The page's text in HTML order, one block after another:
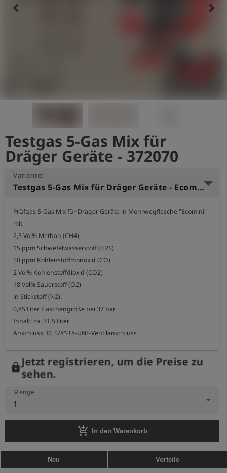
keyboard_arrow_left keyboard_arrow_right
Testgas 5-Gas Mix für
Dräger Geräte - 372070
Variante:
Testgas 5-Gas Mix für Dräger Geräte - Ecomini 32
Prüfgas 5-Gas Mix für Dräger Geräte in Mehrwegflasche "Ecomini"
mit
2,5 Vol% Methan (CH4)
15 ppm Schwefelwasserstoff (H2S)
50 ppm Kohlenstoffmonoxid (CO)
2 Vol% Kohlenstoffdioxid (CO2)
18 Vol% Sauerstoff (O2)
in Stickstoff (N2).
0,85 Liter Flaschengröße bei 37 bar
Inhalt: ca. 31,5 Liter
Anschluss: IG 5/8“-18-UNF-Ventilanschluss
Bitte senden Sie nach Benutzung die leeren Flaschen wieder zur
Esders GmbH zurück.
Als Dankeschön für Ihren Beitrag zur Schonung der Umwelt
erhalten Sie ein kostenloses Paket
über 100 Esders Connect Messungen.
lockJetzt registrieren, um die Preise zu
sehen.
Menge
1
add_shopping_cart In den Warenkorb
Neu Vorteile